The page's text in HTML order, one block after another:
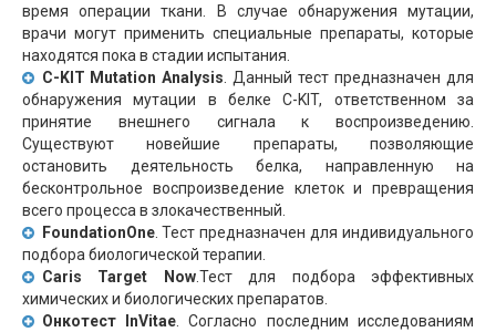
время операции ткани. В случае обнаружения мутации,
врачи могут применить специальные препараты, которые
находятся пока в стадии испытания.
C-KIT Mutation Analysis . Данный тест предназначен для
обнаружения мутации в белке C-KIT, ответственном за
принятие внешнего сигнала к воспроизведению.
Существуют новейшие препараты, позволяющие
остановить деятельность белка, направленную на
бесконтрольное воспроизведение клеток и превращения
всего процесса в злокачественный.
FoundationOne. Тест предназначен для индивидуального
подбора биологической терапии.
Caris Target Now.Тест для подбора эффективных
химических и биологических препаратов.
Онкотест InVitae. Согласно последним исследованиям